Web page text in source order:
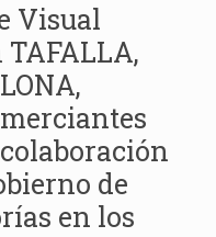
Visual
de
en los